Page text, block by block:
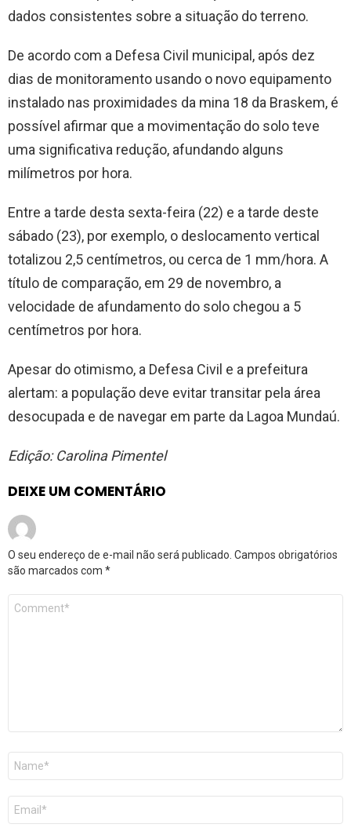
dados consistentes sobre a situação do terreno.
De acordo com a Defesa Civil municipal, após dez
dias de monitoramento usando o novo equipamento
instalado nas proximidades da mina 18 da Braskem, é
possível afirmar que a movimentação do solo teve
uma significativa redução, afundando alguns
milímetros por hora.
Entre a tarde desta sexta-feira (22) e a tarde deste
sábado (23), por exemplo, o deslocamento vertical
totalizou 2,5 centímetros, ou cerca de 1 mm/hora. A
título de comparação, em 29 de novembro, a
velocidade de afundamento do solo chegou a 5
centímetros por hora.
Apesar do otimismo, a Defesa Civil e a prefeitura
alertam: a população deve evitar transitar pela área
desocupada e de navegar em parte da Lagoa Mundaú.
Edição: Carolina Pimentel
DEIXE UM COMENTÁRIO
O seu endereço de e-mail não será publicado. Campos obrigatórios
são marcados com *
Comentário
Nome
E-
mail
*